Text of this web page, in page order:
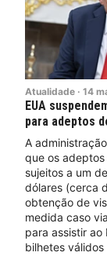
Atualidade · 14
EUA
para adeptos
A
que os
sujeitos a um
dólares (cerca
obtenção de
medida caso
para assistir
bilhetes válidos